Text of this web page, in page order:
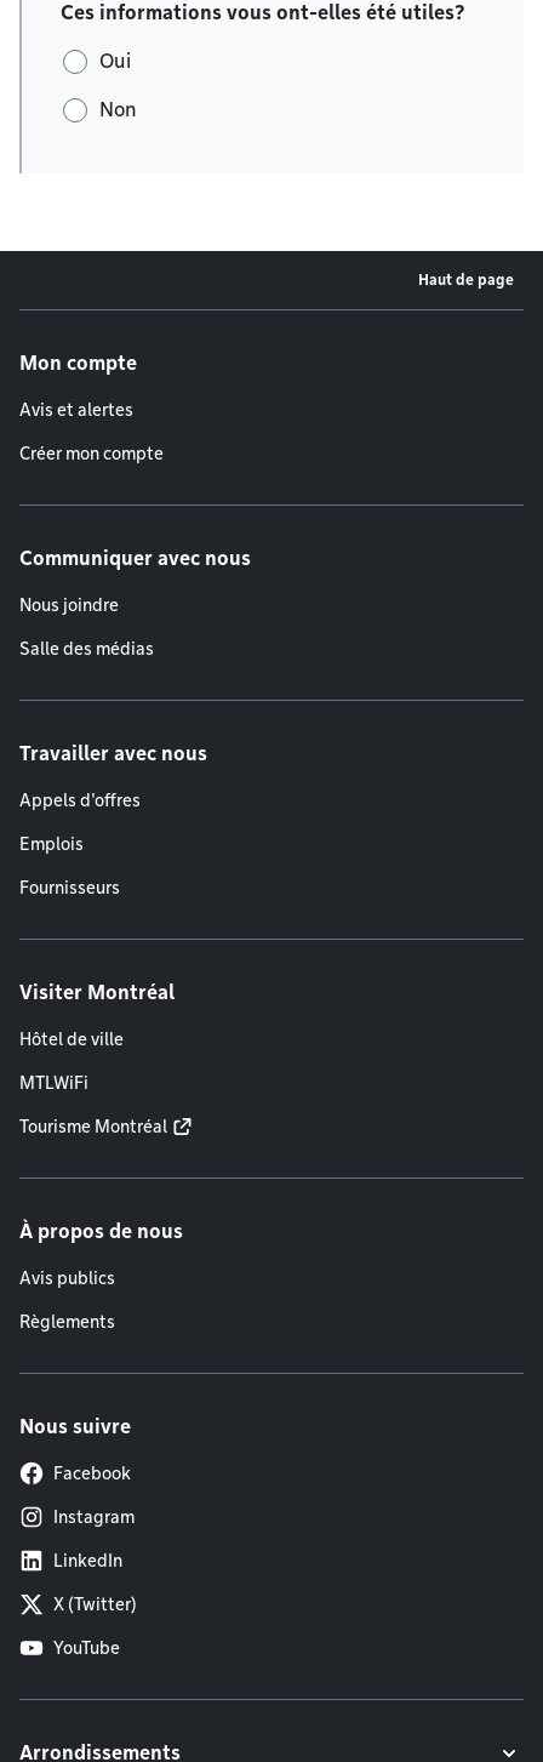
Ces informations vous ont-elles été utiles?
Oui
Non
Haut de page
Mon compte
Avis et alertes
Créer mon compte
Communiquer avec nous
Nous joindre
Salle des médias
Travailler avec nous
Appels d'offres
Emplois
Fournisseurs
Visiter Montréal
Hôtel de ville
MTLWiFi
Tourisme Montréal
À propos de nous
Avis publics
Règlements
Nous suivre
Facebook
Instagram
LinkedIn
X (Twitter)
YouTube
Arrondissements